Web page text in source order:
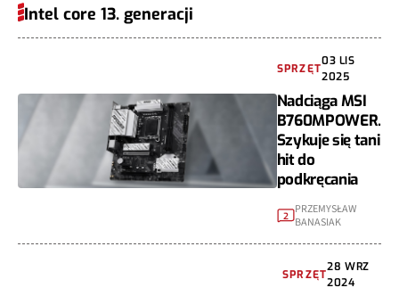
Intel core 13. generacji
SPRZĘT
03 LIS
2025
Nadciąga MSI
B760MPOWER.
Szykuje się tani
hit do
podkręcania
2 PRZEMYSŁAW
BANASIAK
SPRZĘT
28 WRZ
2024